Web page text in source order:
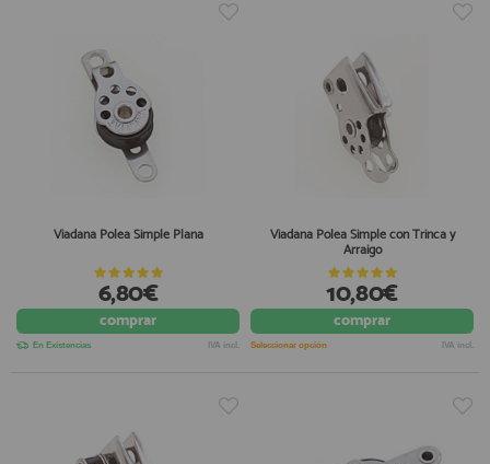
Viadana Polea Simple Plana
6,80€
comprar
En Existencias IVA incl.
Viadana Polea Simple con Trinca y
Arraigo
10,80€
comprar
Seleccionar opción IVA incl.